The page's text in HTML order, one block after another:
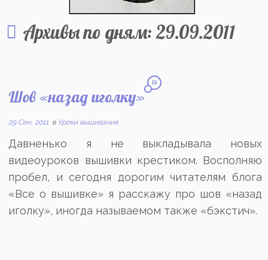
Архивы по дням: 29.09.2011
Шов «назад иголку»
13
29 Сен, 2011 в Уроки вышивания
Давненько я не выкладывала новых
видеоуроков вышивки крестиком. Восполняю
пробел, и сегодня дорогим читателям блога
«Все о вышивке» я расскажу про шов «назад
иголку», иногда называемом также «бэкстич».